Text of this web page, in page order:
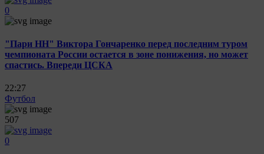
0
"Пари НН" Виктора Гончаренко перед последним туром
чемпионата России остается в зоне понижения, но может
спастись. Впереди ЦСКА
22:27
Футбол
507
0